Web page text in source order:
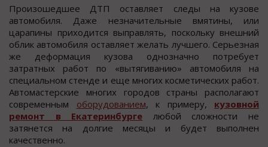
Произошедшее ДТП оставляет следы на кузове
автомобиля. Даже незначительные вмятины, или
царапины приходится выправлять, поскольку внешний
облик автомобиля оставляет желать лучшего. Серьезная
же деформация кузова однозначно потребует
затратных работ по «вытягиванию» автомобиля на
специальном стенде и еще многих косметических работ.
Автомастерские многих городов страны располагают
современным оборудованием, к примеру, кузовной
ремонт в Екатеринбурге любой сложности не
затянется на долгие месяцы и будет выполнен
качественно.